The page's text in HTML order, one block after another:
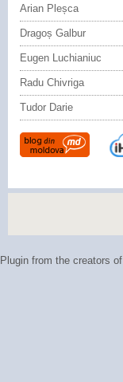
Arian Pleșca
Dragoș Galbur
Eugen Luchianiuc
Radu Chivriga
Tudor Darie
Plugin from the creators of